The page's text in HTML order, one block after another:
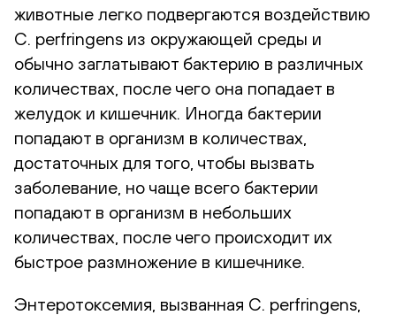
животные легко подвергаются воздействию
C. perfringens из окружающей среды и
обычно заглатывают бактерию в различных
количествах, после чего она попадает в
желудок и кишечник. Иногда бактерии
попадают в организм в количествах,
достаточных для того, чтобы вызвать
заболевание, но чаще всего бактерии
попадают в организм в небольших
количествах, после чего происходит их
быстрое размножение в кишечнике.
Энтеротоксемия, вызванная C. perfringens,